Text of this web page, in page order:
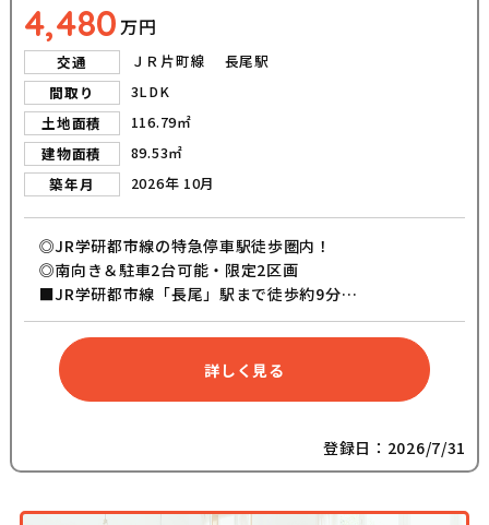
4,480万円
交通
ＪＲ片町線 長尾駅
間取り
3LDK
土地面積
116.79㎡
建物面積
89.53㎡
築年月
2026年 10月
◎JR学研都市線の特急停車駅徒歩圏内！
◎南向き＆駐車2台可能・限定2区画
■JR学研都市線「長尾」駅まで徒歩約9分
■JR学研都市線「松井山手」駅まで徒歩約19分
■枚方市立菅原東小学校まで徒歩約18分
■カウンター付きスキップフロア
■吹き抜けを設けた明るいリビング
詳しく見る
登録日：2026/7/31